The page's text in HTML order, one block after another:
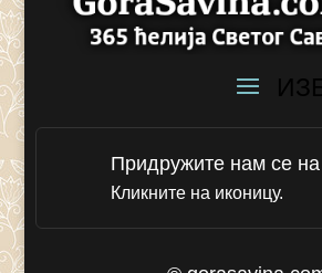
Придружите нам се на
Кликните на иконицу.